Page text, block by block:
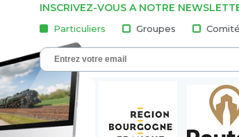
INSCRIVEZ-VOUS A NOTRE
Particuliers Groupes